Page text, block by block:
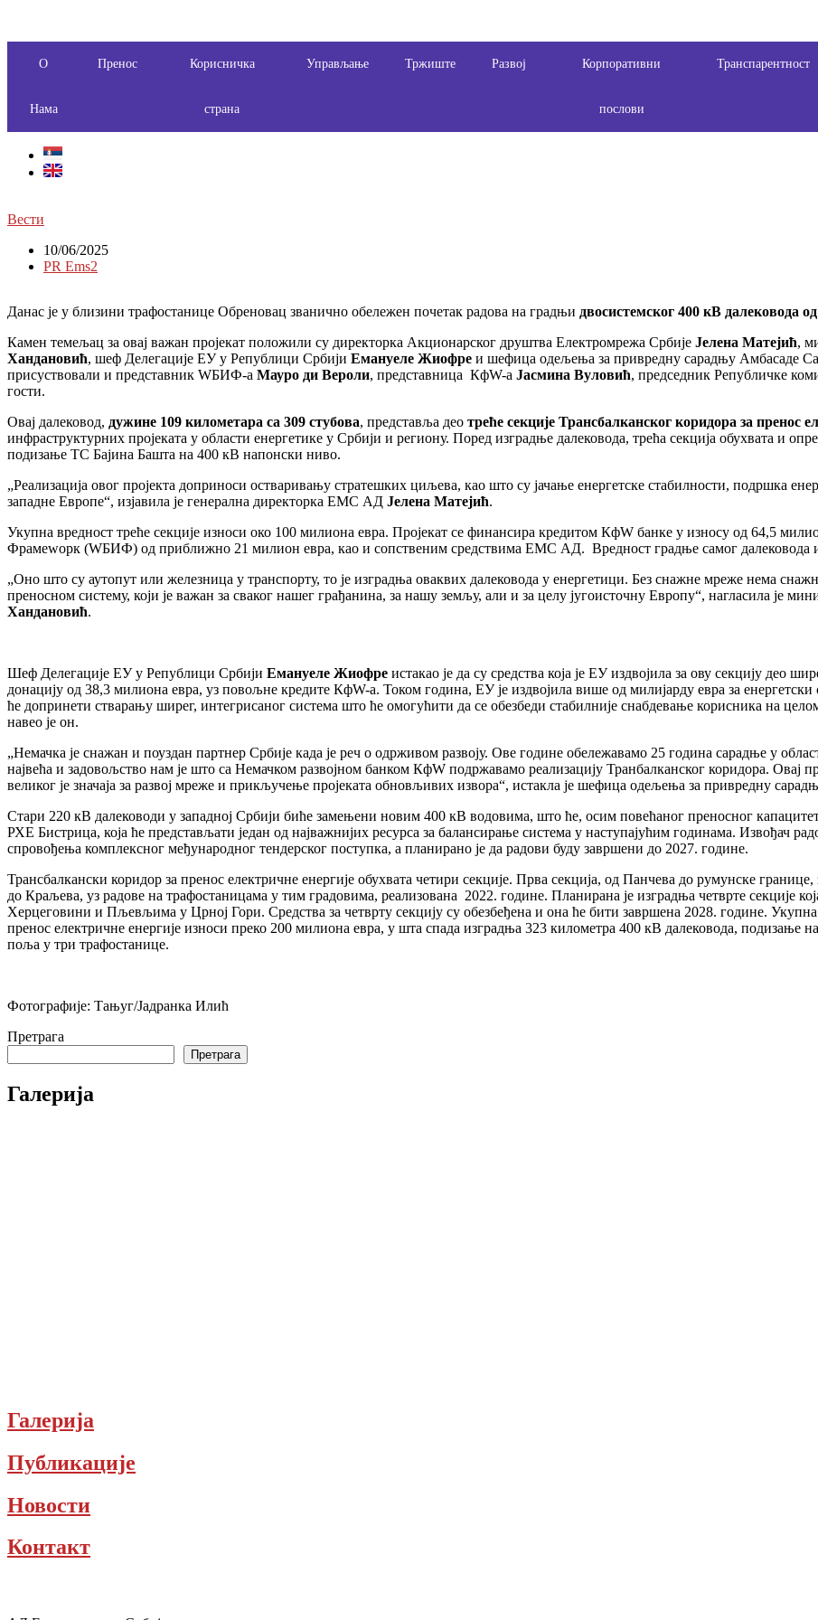
О
Нама
Пренос Корисничка
страна
Управљање Тржиште Развој Корпоративни
послови
Транспарентност
Вести
10/06/2025
PR Ems2
Данас је у близини трафостанице Обреновац званично обележен почетак радова на градњи двосистемског 400 кВ далековода
Камен темељац за овај важан пројекат положили су директорка Акционарског друштва Електромрежа Србије Јелена Матејић,
Хандановић, шеф Делегације ЕУ у Републици Србији Емануеле Жиофре и шефица одељења за привредну сарадњу Амбасаде
присуствовали и представник WБИФ-а Мауро ди Вероли, представница КфW-а Јасмина Вуловић, председник Републичке
гости.
Овај далековод, дужине 109 километара са 309 стубова, представља део треће секције Трансбалканског коридора за пренос
инфраструктурних пројеката у области енергетике у Србији и региону. Поред изградње далековода, трећа секција обухвата и
подизање ТС Бајина Башта на 400 кВ напонски ниво.
„Реализација овог пројекта доприноси остваривању стратешких циљева, као што су јачање енергетске стабилности, подршка
западне Европе“, изјавила је генерална директорка ЕМС АД Јелена Матејић.
Укупна вредност треће секције износи око 100 милиона евра. Пројекат се финансира кредитом КфW банке у износу од 64,5
Фрамеwорк (WБИФ) од приближно 21 милион евра, као и сопственим средствима ЕМС АД. Вредност градње самог далековода
„Оно што су аутопут или железница у транспорту, то је изградња оваквих далековода у енергетици. Без снажне мреже нема
преносном систему, који је важан за сваког нашег грађанина, за нашу земљу, али и за целу југоисточну Европу“, нагласила је
Хандановић.
Шеф Делегације ЕУ у Републици Србији Емануеле Жиофре истакао је да су средства која је ЕУ издвојила за ову секцију део
донацију од 38,3 милиона евра, уз повољне кредите КфW-а. Током година, ЕУ је издвојила више од милијарду евра за енергетски
ће допринети стварању ширег, интегрисаног система што ће омогућити да се обезбеди стабилније снабдевање корисника на
навео је он.
„Немачка је снажан и поуздан партнер Србије када је реч о одрживом развоју. Ове године обележавамо 25 година сарадње у
највећа и задовољство нам је што са Немачком развојном банком КфW подржавамо реализацију Транбалканског коридора. Овај
великог је значаја за развој мреже и прикључење пројеката обновљивих извора“, истакла је шефица одељења за привредну
Стари 220 кВ далеководи у западној Србији биће замењени новим 400 кВ водовима, што ће, осим повећаног преносног
РХЕ Бистрица, која ће представљати један од најважнијих ресурса за балансирање система у наступајућим годинама. Извођач
спровођења комплексног међународног тендерског поступка, а планирано је да радови буду завршени до 2027. године.
Трансбалкански коридор за пренос електричне енергије обухвата четири секције. Прва секција, од Панчева до румунске границе,
до Краљева, уз радове на трафостаницама у тим градовима, реализована 2022. године. Планирана је изградња четврте секције
Херцеговини и Пљевљима у Црној Гори. Средства за четврту секцију су обезбеђена и она ће бити завршена 2028. године. Укупна
пренос електричне енергије износи преко 200 милиона евра, у шта спада изградња 323 километра 400 кВ далековода, подизање
поља у три трафостанице.
Фотографије: Тањуг/Јадранка Илић
Претрага
Претрага
Галерија
Галерија
Публикације
Новости
Контакт